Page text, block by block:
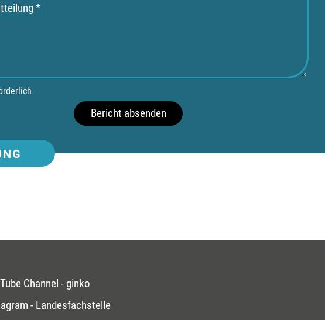
Bericht absenden
Channel - ginko
- Landesfachstelle